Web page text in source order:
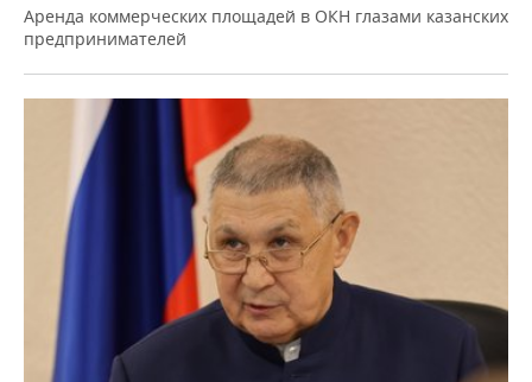
Аренда коммерческих площадей в ОКН глазами казанских
предпринимателей